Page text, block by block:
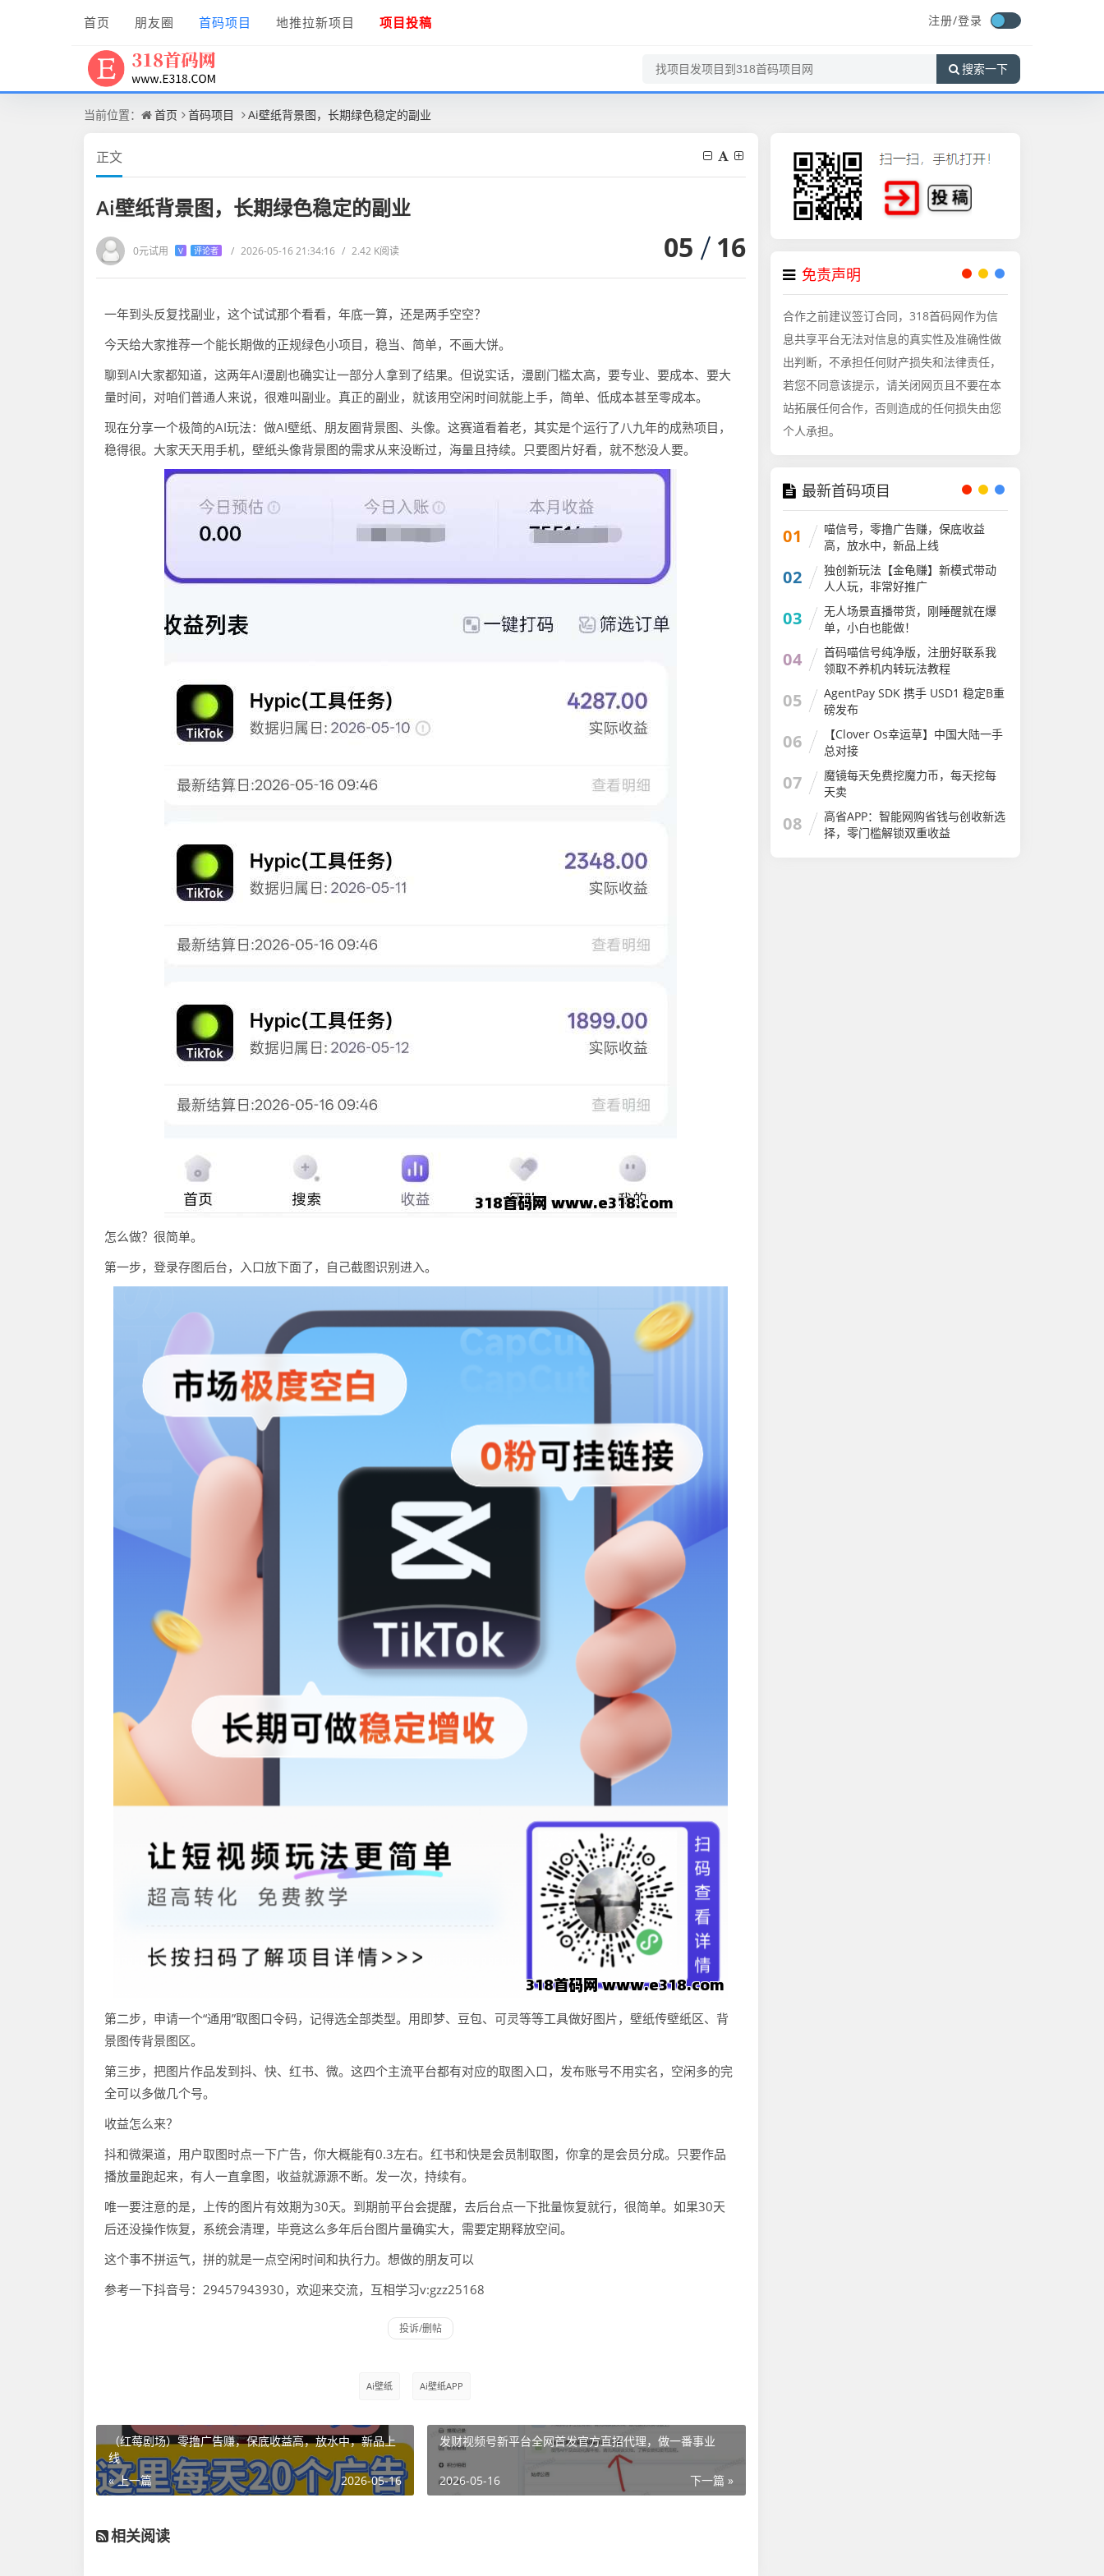
首页 朋友圈 首码项目 地推拉新项目 项目投稿 注册/登录
搜索一下
当前位置： 首页 首码项目 Ai壁纸背景图，长期绿色稳定的副业
正文
Ai壁纸背景图，长期绿色稳定的副业
0元试用 V 评论者 / 2026-05-16 21:34:16 / 2.42 K阅读 05 16
一年到头反复找副业，这个试试那个看看，年底一算，还是两手空空？
今天给大家推荐一个能长期做的正规绿色小项目，稳当、简单，不画大饼。
聊到AI大家都知道，这两年AI漫剧也确实让一部分人拿到了结果。但说实话，漫剧门槛太高，要专业、要成本、要大
量时间，对咱们普通人来说，很难叫副业。真正的副业，就该用空闲时间就能上手，简单、低成本甚至零成本。
现在分享一个极简的AI玩法：做AI壁纸、朋友圈背景图、头像。这赛道看着老，其实是个运行了八九年的成熟项目，
稳得很。大家天天用手机，壁纸头像背景图的需求从来没断过，海量且持续。只要图片好看，就不愁没人要。
怎么做？很简单。
第一步，登录存图后台，入口放下面了，自己截图识别进入。
第二步，申请一个“通用”取图口令码，记得选全部类型。用即梦、豆包、可灵等等工具做好图片，壁纸传壁纸区、背
景图传背景图区。
第三步，把图片作品发到抖、快、红书、微。这四个主流平台都有对应的取图入口，发布账号不用实名，空闲多的完
全可以多做几个号。
收益怎么来？
抖和微渠道，用户取图时点一下广告，你大概能有0.3左右。红书和快是会员制取图，你拿的是会员分成。只要作品
播放量跑起来，有人一直拿图，收益就源源不断。发一次，持续有。
唯一要注意的是，上传的图片有效期为30天。到期前平台会提醒，去后台点一下批量恢复就行，很简单。如果30天
后还没操作恢复，系统会清理，毕竟这么多年后台图片量确实大，需要定期释放空间。
这个事不拼运气，拼的就是一点空闲时间和执行力。想做的朋友可以
参考一下抖音号：29457943930，欢迎来交流，互相学习v:gzz25168
Ai壁纸 Ai壁纸APP
（红莓剧场）零撸广告赚，保底收益高，放水中，新品上
线
« 上一篇
2026-05-16
发财视频号新平台全网首发官方直招代理，做一番事业
下一篇 »
2026-05-16
相关阅读
免责声明
合作之前建议签订合同，318首码网作为信
息共享平台无法对信息的真实性及准确性做
出判断，不承担任何财产损失和法律责任，
若您不同意该提示，请关闭网页且不要在本
站拓展任何合作，否则造成的任何损失由您
个人承担。
最新首码项目
01
喵信号，零撸广告赚，保底收益
高，放水中，新品上线
02
独创新玩法【金龟赚】新模式带动
人人玩，非常好推广
03
无人场景直播带货，刚睡醒就在爆
单，小白也能做！
04
首码喵信号纯净版，注册好联系我
领取不养机内转玩法教程
05
AgentPay SDK 携手 USD1 稳定B重
磅发布
06
【Clover Os幸运草】中国大陆一手
总对接
07
魔镜每天免费挖魔力币，每天挖每
天卖
08
高省APP：智能网购省钱与创收新选
择，零门槛解锁双重收益